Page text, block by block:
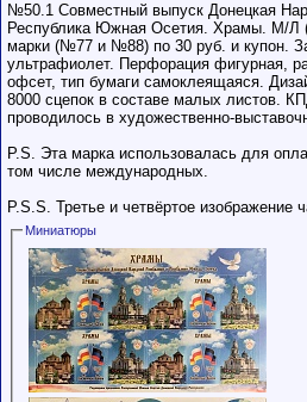
№50.1 Совместный выпуск Донецкая
Республика Южная Осетия. Храмы. М/Л
марки (№77 и №88) по 30 руб. и купон.
ультрафиолет. Перфорация фигурная,
офсет, тип бумаги самоклеящаяся.
8000 сцепок в составе малых листов.
проводилось в художественно-
P.S. Эта марка использовалась для
том числе международных.
P.S.S. Третье и четвёртое изображение
Миниатюры